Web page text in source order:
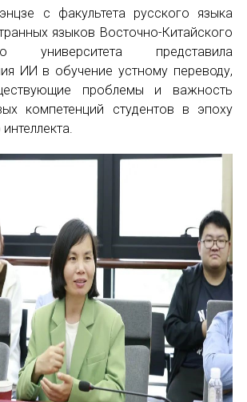
с факультета русского языка
языков Восточно-Китайского
университета представила
ИИ в обучение устному переводу,
проблемы и важность
компетенций студентов в эпоху